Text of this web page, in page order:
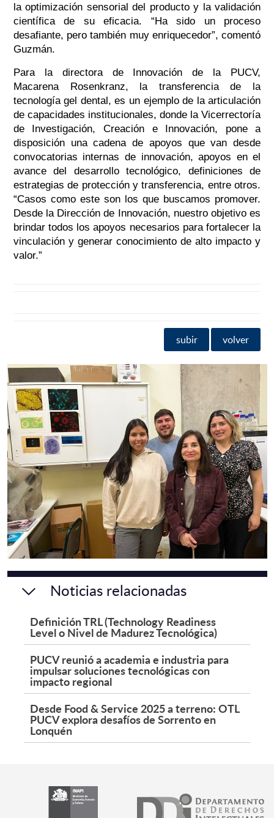
la optimización sensorial del producto y la validación
científica de su eficacia. “Ha sido un proceso
desafiante, pero también muy enriquecedor”, comentó
Guzmán.
Para la directora de Innovación de la PUCV,
Macarena Rosenkranz, la transferencia de la
tecnología gel dental, es un ejemplo de la articulación
de capacidades institucionales, donde la Vicerrectoría
de Investigación, Creación e Innovación, pone a
disposición una cadena de apoyos que van desde
convocatorias internas de innovación, apoyos en el
avance del desarrollo tecnológico, definiciones de
estrategias de protección y transferencia, entre otros.
“Casos como este son los que buscamos promover.
Desde la Dirección de Innovación, nuestro objetivo es
brindar todos los apoyos necesarios para fortalecer la
vinculación y generar conocimiento de alto impacto y
valor.”
subir volver
Noticias relacionadas
Definición TRL (Technology Readiness
Level o Nivel de Madurez Tecnológica)
PUCV reunió a academia e industria para
impulsar soluciones tecnológicas con
impacto regional
Desde Food & Service 2025 a terreno: OTL
PUCV explora desafíos de Sorrento en
Lonquén